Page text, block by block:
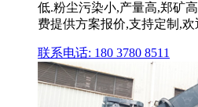
低.粉尘污染小,产量高,郑矿
费提供方案报价,支持定制,欢
联系电话: 180 3780 8511